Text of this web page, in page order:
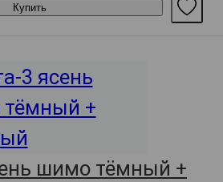
Купить
шимо тёмный +